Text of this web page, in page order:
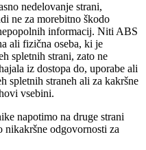
nedelovanje strani,
ne za morebitno škodo
informacij. Niti ABS
ali fizična oseba, ki je
spletnih strani, zato ne
iz dostopa do, uporabe ali
spletnih straneh ali za kakršne
vsebini.
napotimo na druge strani
nikakršne odgovornosti za